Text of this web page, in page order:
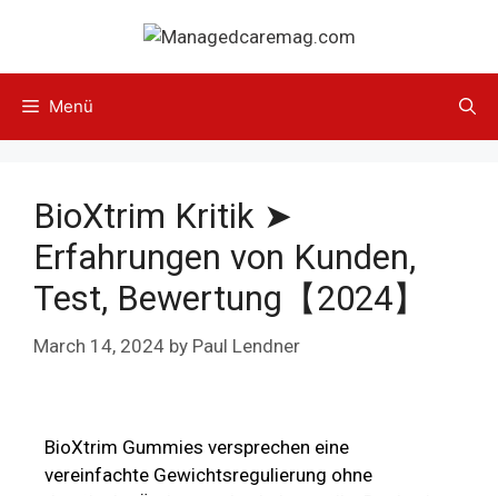
Menü
BioXtrim Kritik ➤
Erfahrungen von Kunden,
Test, Bewertung【2024】
March 14, 2024 by Paul Lendner
BioXtrim Gummies versprechen eine
vereinfachte Gewichtsregulierung ohne